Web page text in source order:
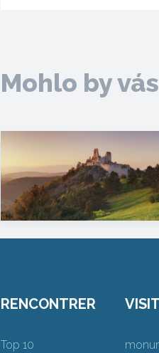
Mohlo by
RENCONTRER
Top 10